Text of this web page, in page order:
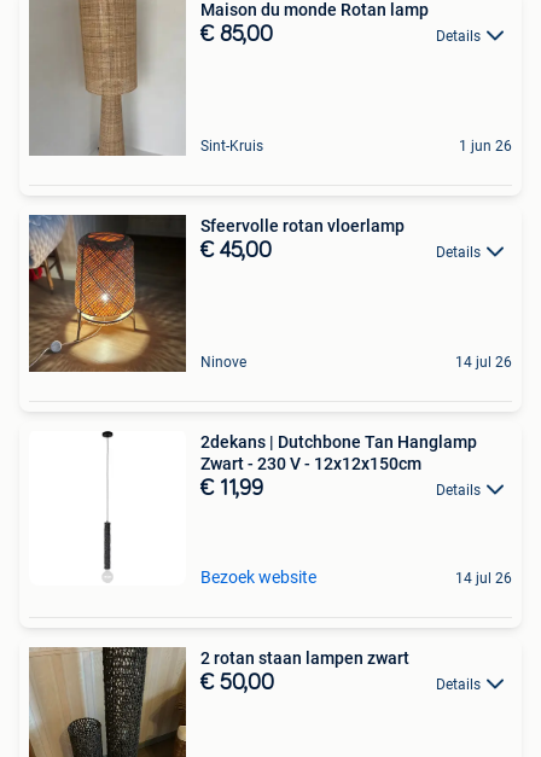
Maison du monde Rotan lamp
€ 85,00 Details
Sint-Kruis 1 jun 26
Sfeervolle rotan vloerlamp
€ 45,00 Details
Ninove 14 jul 26
2dekans | Dutchbone Tan Hanglamp
Zwart - 230 V - 12x12x150cm
€ 11,99 Details
Bezoek website 14 jul 26
2 rotan staan lampen zwart
€ 50,00 Details